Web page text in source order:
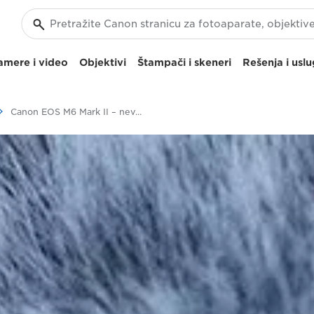
i video Objektivi Štampači i skeneri Rešenja i
Canon EOS M6 Mark II – neverovatne mogućnosti za 4K video u odličnom svestranom fotoaparatu